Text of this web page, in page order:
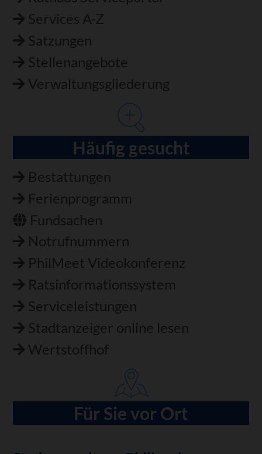
Services A-Z
Satzungen
Stellenangebote
Verwaltungsgliederung
Häufig gesucht
Bestattungen
Ferienprogramm
Fundsachen
Notrufnummern
PhilMeet Videokonferenz
Ratsinformationssystem
Serviceleistungen
Stadtanzeiger online lesen
Wertstoffhof
Für Sie vor Ort